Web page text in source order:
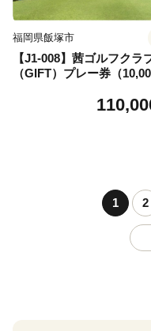
福岡県飯塚市
【J1-008】茜ゴルフクラ
（GIFT）プレー券（
1 2